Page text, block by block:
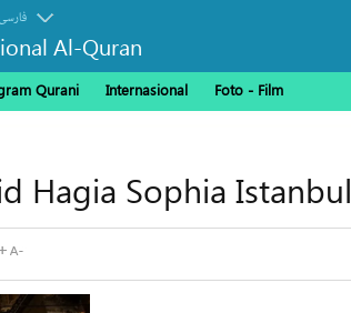
Al-Quran
Qurani Internasional Foto - Film
Hagia Sophia Istanbul